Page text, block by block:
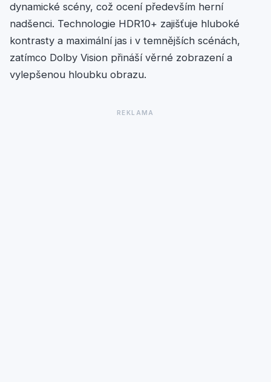
dynamické scény, což ocení především herní
nadšenci. Technologie HDR10+ zajišťuje hluboké
kontrasty a maximální jas i v temnějších scénách,
zatímco Dolby Vision přináší věrné zobrazení a
vylepšenou hloubku obrazu.